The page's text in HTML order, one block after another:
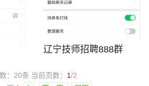
辽宁技师招聘888群
：20条 当前页数： 1/2